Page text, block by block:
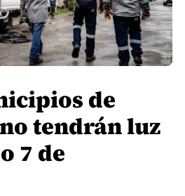
de
tendrán luz
7 de